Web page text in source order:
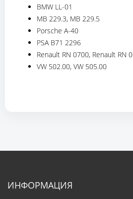
BMW LL-01
MB 229.3, MB 229.5
Porsche A-40
PSA B71 2296
Renault RN 0700, Renault RN
VW 502.00, VW 505.00
ИНФОРМАЦИЯ